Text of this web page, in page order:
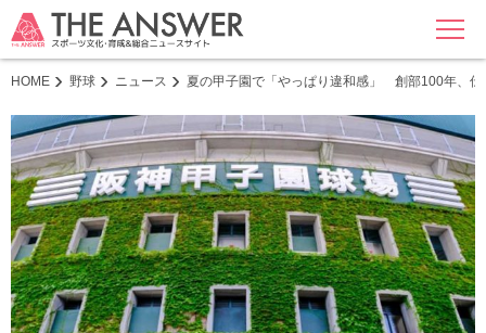
MENU
HOME 野球 ニュース 夏の甲子園で「やっぱり違和感」 創部100年、